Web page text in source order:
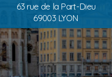
63 rue de la Part-Dieu
69003 LYON